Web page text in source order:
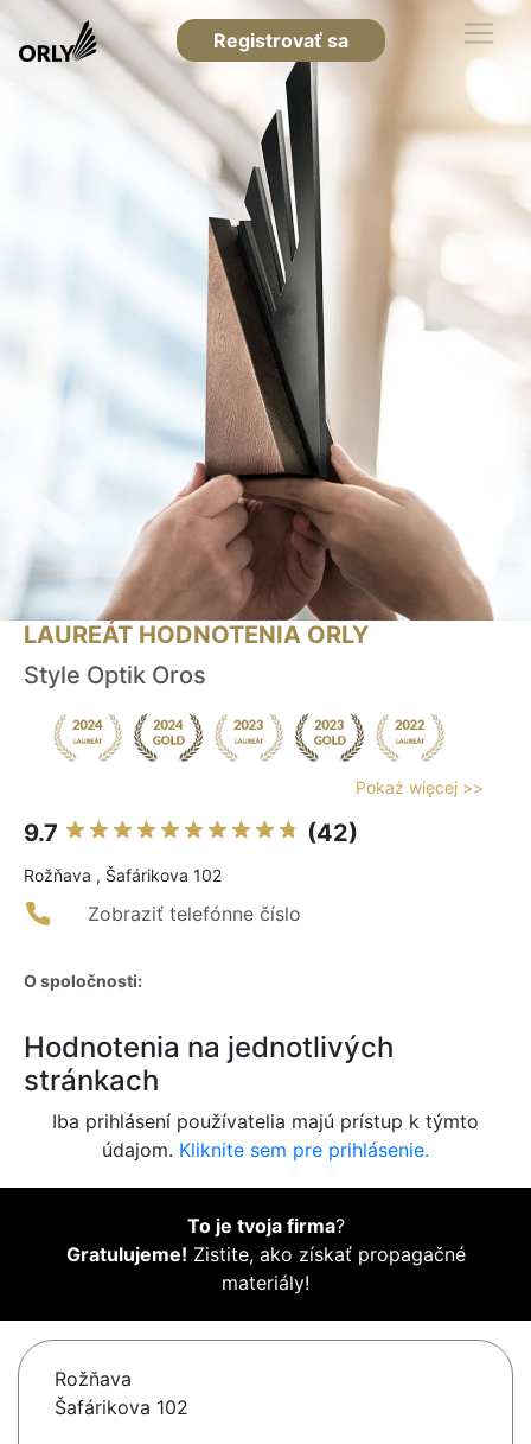
Registrovať sa
LAUREÁT HODNOTENIA ORLY
Style Optik Oros
Pokaż więcej >>
9.7 (42)
Rožňava , Šafárikova 102
Zobraziť telefónne číslo
O spoločnosti:
Hodnotenia na jednotlivých
stránkach
Iba prihlásení používatelia majú prístup k týmto
údajom. Kliknite sem pre prihlásenie.
To je tvoja firma?
Gratulujeme! Zistite, ako získať propagačné
materiály!
Rožňava
Šafárikova 102